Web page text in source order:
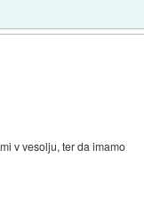
v vesolju, ter da imamo